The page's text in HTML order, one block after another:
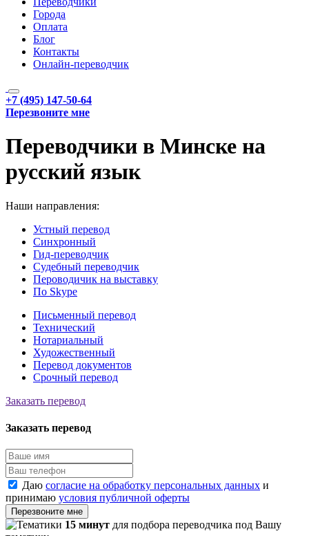
Города
Оплата
Блог
Контакты
Онлайн-переводчик
+7 (495) 147-50-64
Перезвоните мне
Переводчики в Минске на
русский язык
Наши направления:
Устный перевод
Синхронный
Гид-переводчик
Судебный переводчик
Пероводичик на выставку
По Skype
Письменный перевод
Технический
Нотариальный
Художественный
Перевод документов
Срочный перевод
Заказать перевод
Заказать перевод
Даю согласие на обработку персональных данных и
принимаю условия публичной оферты
Перезвоните мне
15 минут для подбора переводчика под Вашу